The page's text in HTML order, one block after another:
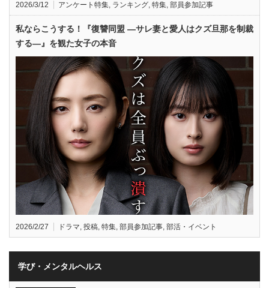
2026/3/12 アンケート特集, ランキング, 特集, 部員参加記事
私ならこうする！『復讐同盟 —サレ妻と愛人はクズ旦那を制裁
する—』を観た女子の本音
2026/2/27 ドラマ, 投稿, 特集, 部員参加記事, 部活・イベント
学び・メンタルヘルス